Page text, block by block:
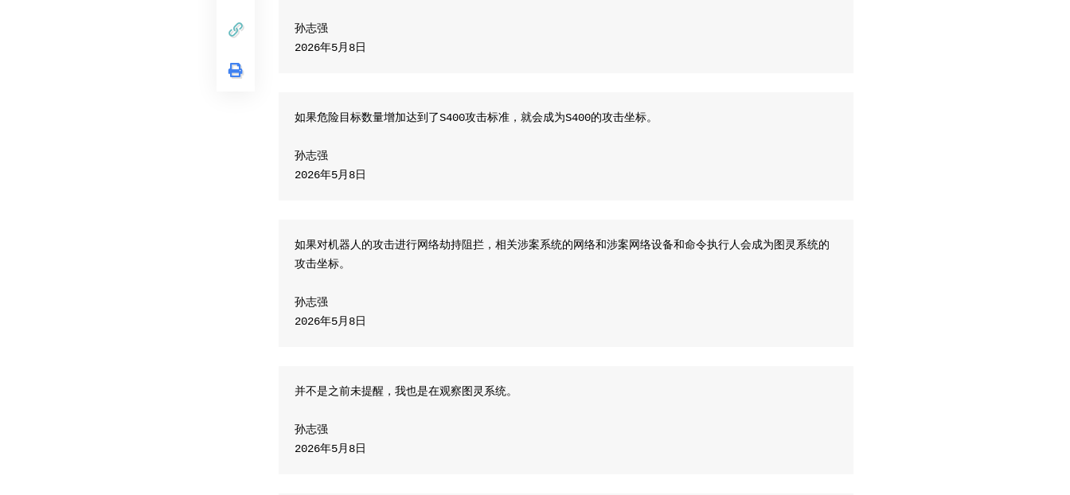
孙志强
​2026年5月8日
如果危险目标数量增加达到了S400攻击标准，就会成为S400的攻击坐标。
孙志强
​2026年5月8日
如果对机器人的攻击进行网络劫持阻拦，相关涉案系统的网络和涉案网络设备和命令执行人会成为图灵系统的
攻击坐标。
孙志强
​2026年5月8日
并不是之前未提醒，我也是在观察图灵系统。
孙志强
​2026年5月8日